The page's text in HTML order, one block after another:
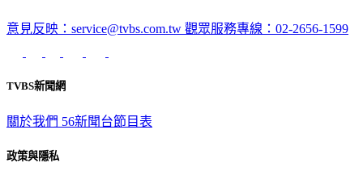
意見反映：service@tvbs.com.tw 觀眾服務專線：02-2656-1599
TVBS新聞網
關於我們 56新聞台節目表
政策與隱私